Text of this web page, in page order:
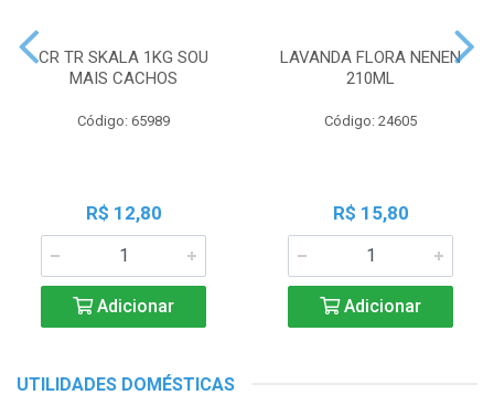
CR TR SKALA 1KG SOU
MAIS CACHOS
Código: 65989
R$ 12,80
Adicionar
LAVANDA FLORA NENEN
210ML
Código: 24605
R$ 15,80
Adicionar
UTILIDADES DOMÉSTICAS